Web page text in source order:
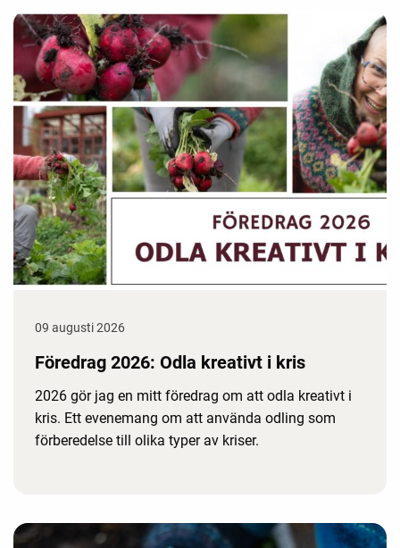
09 augusti 2026
Föredrag 2026: Odla kreativt i kris
2026 gör jag en mitt föredrag om att odla kreativt i
kris. Ett evenemang om att använda odling som
förberedelse till olika typer av kriser.